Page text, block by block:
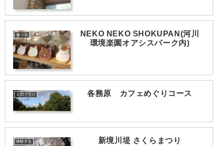
食べる
NEKO NEKO SHOKUPAN(河川
環境楽園オアシスパーク内)
１日プラン 各務原 カフェめぐりコース
体験する 新境川堤 さくらまつり